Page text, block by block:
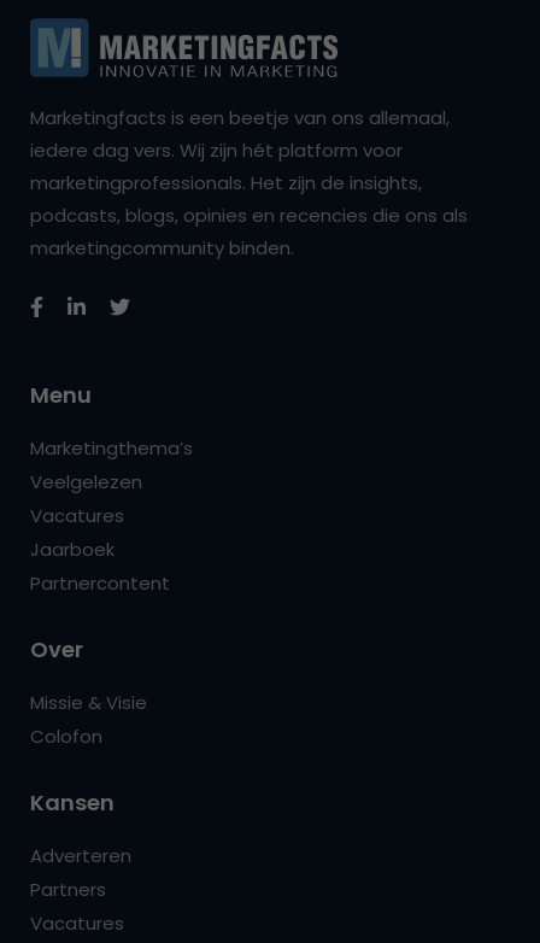
Marketingfacts is een beetje van ons allemaal,
iedere dag vers. Wij zijn hét platform voor
marketingprofessionals. Het zijn de insights,
podcasts, blogs, opinies en recencies die ons als
marketingcommunity binden.
Menu
Marketingthema’s
Veelgelezen
Vacatures
Jaarboek
Partnercontent
Over
Missie & Visie
Colofon
Kansen
Adverteren
Partners
Vacatures